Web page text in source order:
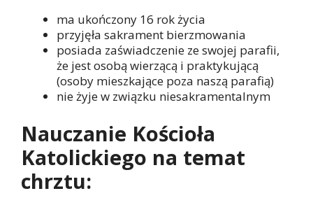
ma ukończony 16 rok życia
przyjęła sakrament bierzmowania
posiada zaświadczenie ze swojej parafii,
że jest osobą wierzącą i praktykującą
(osoby mieszkające poza naszą parafią)
nie żyje w związku niesakramentalnym
Nauczanie Kościoła
Katolickiego na temat
chrztu: